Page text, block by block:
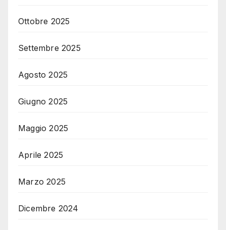
Ottobre 2025
Settembre 2025
Agosto 2025
Giugno 2025
Maggio 2025
Aprile 2025
Marzo 2025
Dicembre 2024